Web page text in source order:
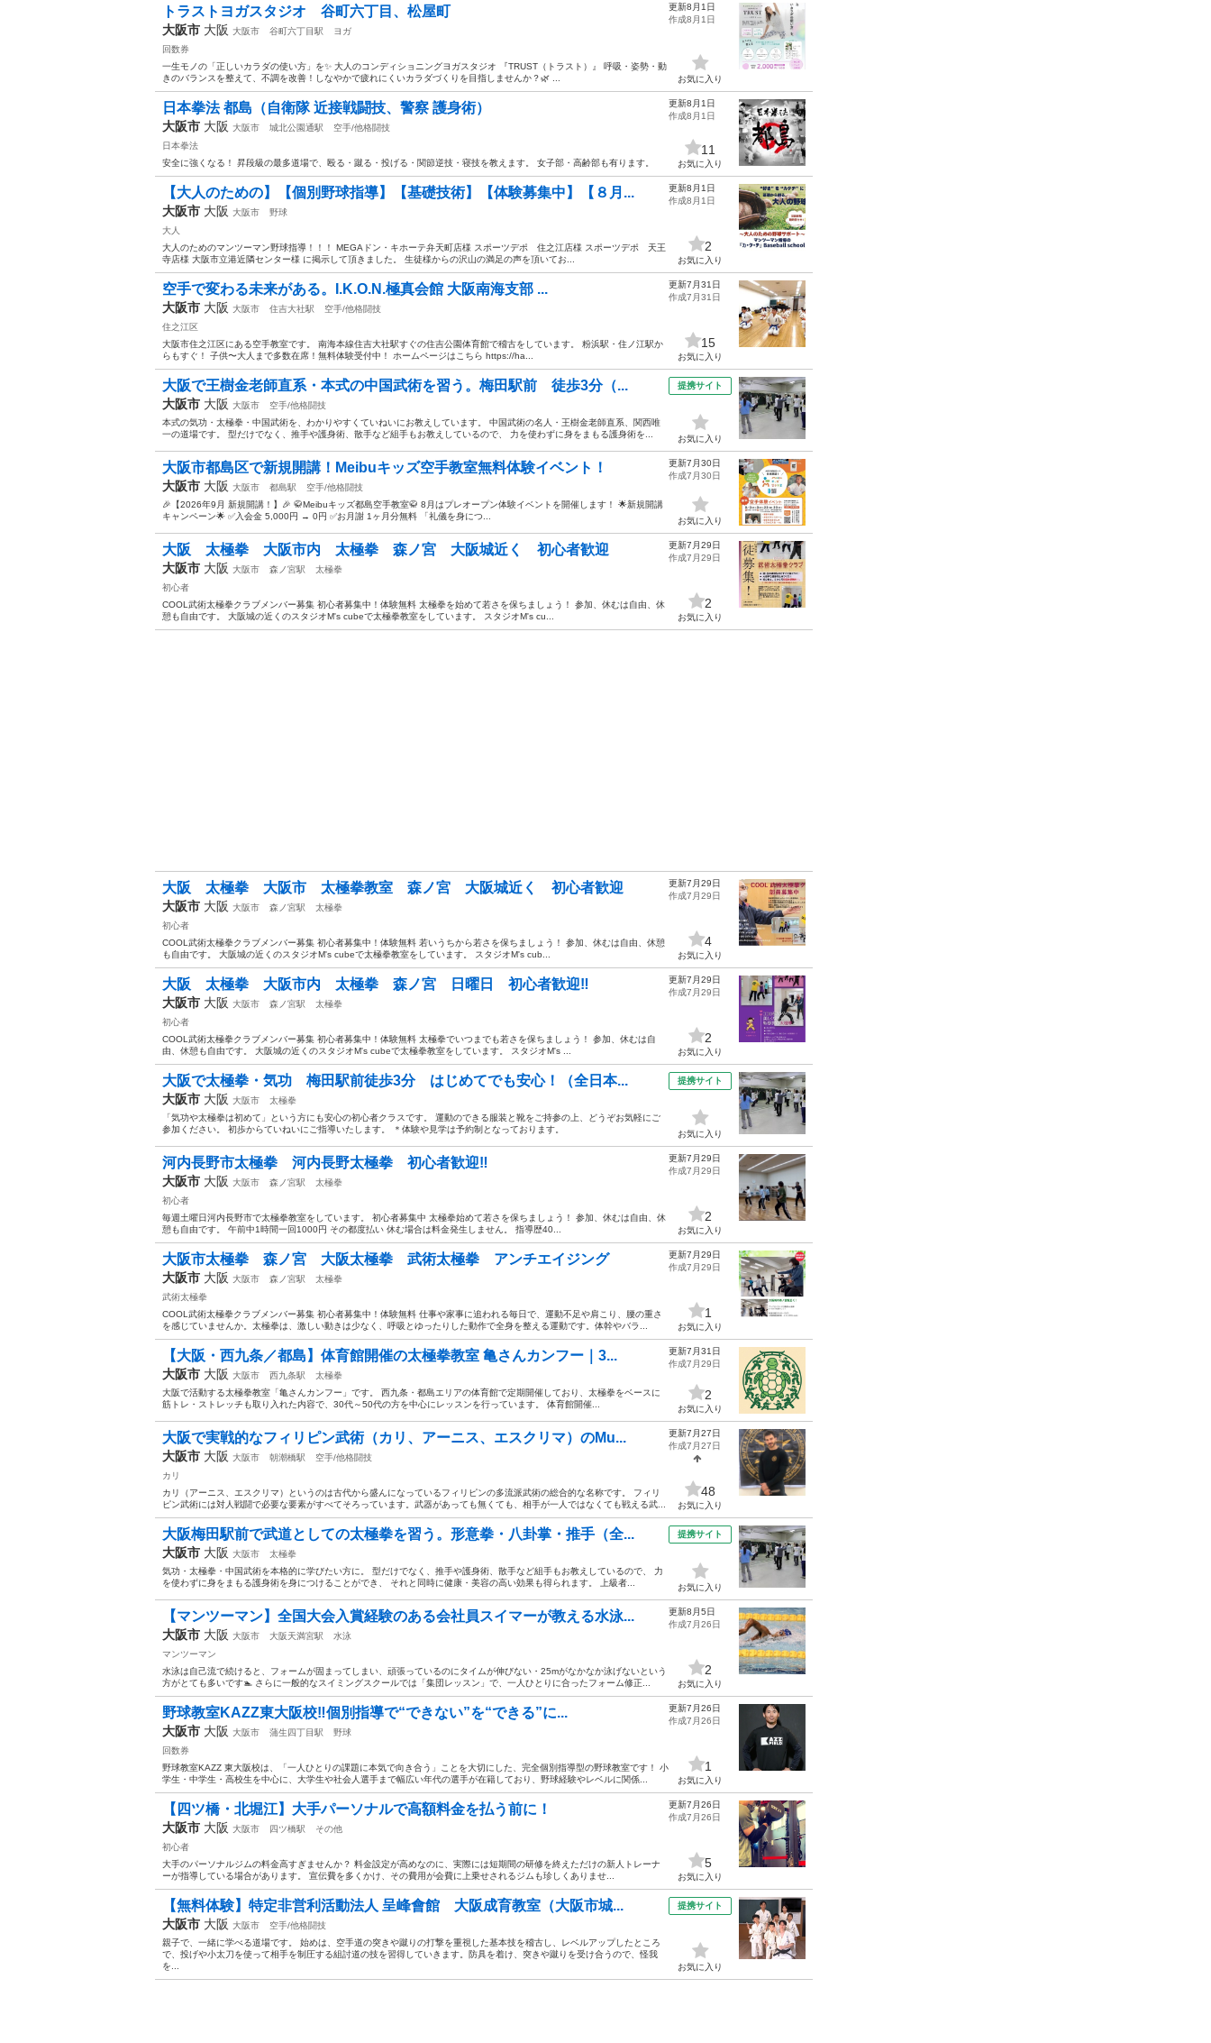
トラストヨガスタジオ 谷町六丁目、松屋町
大阪市 大阪 大阪市 谷町六丁目駅
ヨガ
回数券
一生モノの「正しいカラダの使い方」を✨ 大人のコンディショニングヨガスタジオ 『TRUST（トラスト）』 呼吸・姿勢・動
きのバランスを整えて、不調を改善！しなやかで疲れにくいカラダづくりを目指しませんか？🌿 ...
更新8月1日
作成8月1日
お気に入り
日本拳法 都島（自衛隊 近接戦闘技、警察 護身術）
大阪市 大阪 大阪市 城北公園通駅
空手/他格闘技
日本拳法
安全に強くなる！ 昇段級の最多道場で、殴る・蹴る・投げる・関節逆技・寝技を教えます。 女子部・高齢部も有ります。
更新8月1日
作成8月1日
11
お気に入り
【大人のための】【個別野球指導】【基礎技術】【体験募集中】【８月...
大阪市 大阪 大阪市
野球
大人
大人のためのマンツーマン野球指導！！！ MEGAドン・キホーテ弁天町店様 スポーツデポ 住之江店様 スポーツデポ 天王
寺店様 大阪市立港近隣センター様 に掲示して頂きました。 生徒様からの沢山の満足の声を頂いてお...
更新8月1日
作成8月1日
2
お気に入り
空手で変わる未来がある。I.K.O.N.極真会館 大阪南海支部 ...
大阪市 大阪 大阪市 住吉大社駅
空手/他格闘技
住之江区
大阪市住之江区にある空手教室です。 南海本線住吉大社駅すぐの住吉公園体育館で稽古をしています。 粉浜駅・住ノ江駅か
らもすぐ！ 子供〜大人まで多数在席！無料体験受付中！ ホームページはこちら https://ha...
更新7月31日
作成7月31日
15
お気に入り
大阪で王樹金老師直系・本式の中国武術を習う。梅田駅前 徒歩3分（...
大阪市 大阪 大阪市
空手/他格闘技
本式の気功・太極拳・中国武術を、わかりやすくていねいにお教えしています。 中国武術の名人・王樹金老師直系、関西唯
一の道場です。 型だけでなく、推手や護身術、散手など組手もお教えしているので、 力を使わずに身をまもる護身術を...
提携サイト
お気に入り
大阪市都島区で新規開講！Meibuキッズ空手教室無料体験イベント！
大阪市 大阪 大阪市 都島駅
空手/他格闘技
🎉【2026年9月 新規開講！】🎉 🥋Meibuキッズ都島空手教室🥋 8月はプレオープン体験イベントを開催します！ 🌟新規開講
キャンペーン🌟 ✅入会金 5,000円 → 0円 ✅お月謝 1ヶ月分無料 「礼儀を身につ...
更新7月30日
作成7月30日
お気に入り
大阪 太極拳 大阪市内 太極拳 森ノ宮 大阪城近く 初心者歓迎
大阪市 大阪 大阪市 森ノ宮駅
太極拳
初心者
COOL武術太極拳クラブメンバー募集 初心者募集中！体験無料 太極拳を始めて若さを保ちましょう！ 参加、休むは自由、休
憩も自由です。 大阪城の近くのスタジオM's cubeで太極拳教室をしています。 スタジオM's cu...
更新7月29日
作成7月29日
2
お気に入り
大阪 太極拳 大阪市 太極拳教室 森ノ宮 大阪城近く 初心者歓迎
大阪市 大阪 大阪市 森ノ宮駅
太極拳
初心者
COOL武術太極拳クラブメンバー募集 初心者募集中！体験無料 若いうちから若さを保ちましょう！ 参加、休むは自由、休憩
も自由です。 大阪城の近くのスタジオM's cubeで太極拳教室をしています。 スタジオM's cub...
更新7月29日
作成7月29日
4
お気に入り
大阪 太極拳 大阪市内 太極拳 森ノ宮 日曜日 初心者歓迎‼️
大阪市 大阪 大阪市 森ノ宮駅
太極拳
初心者
COOL武術太極拳クラブメンバー募集 初心者募集中！体験無料 太極拳でいつまでも若さを保ちましょう！ 参加、休むは自
由、休憩も自由です。 大阪城の近くのスタジオM's cubeで太極拳教室をしています。 スタジオM's ...
更新7月29日
作成7月29日
2
お気に入り
大阪で太極拳・気功 梅田駅前徒歩3分 はじめてでも安心！（全日本...
大阪市 大阪 大阪市
太極拳
「気功や太極拳は初めて」という方にも安心の初心者クラスです。 運動のできる服装と靴をご持参の上、どうぞお気軽にご
参加ください。 初歩からていねいにご指導いたします。 ＊体験や見学は予約制となっております。
提携サイト
お気に入り
河内長野市太極拳 河内長野太極拳 初心者歓迎‼️
大阪市 大阪 大阪市 森ノ宮駅
太極拳
初心者
毎週土曜日河内長野市で太極拳教室をしています。 初心者募集中 太極拳始めて若さを保ちましょう！ 参加、休むは自由、休
憩も自由です。 午前中1時間一回1000円 その都度払い 休む場合は料金発生しません。 指導歴40...
更新7月29日
作成7月29日
2
お気に入り
大阪市太極拳 森ノ宮 大阪太極拳 武術太極拳 アンチエイジング
大阪市 大阪 大阪市 森ノ宮駅
太極拳
武術太極拳
COOL武術太極拳クラブメンバー募集 初心者募集中！体験無料 仕事や家事に追われる毎日で、運動不足や肩こり、腰の重さ
を感じていませんか。太極拳は、激しい動きは少なく、呼吸とゆったりした動作で全身を整える運動です。体幹やバラ...
更新7月29日
作成7月29日
1
お気に入り
【大阪・西九条／都島】体育館開催の太極拳教室 亀さんカンフー｜3...
大阪市 大阪 大阪市 西九条駅
太極拳
大阪で活動する太極拳教室「亀さんカンフー」です。 西九条・都島エリアの体育館で定期開催しており、太極拳をベースに
筋トレ・ストレッチも取り入れた内容で、30代～50代の方を中心にレッスンを行っています。 体育館開催...
更新7月31日
作成7月29日
2
お気に入り
大阪で実戦的なフィリピン武術（カリ、アーニス、エスクリマ）のMu...
大阪市 大阪 大阪市 朝潮橋駅
空手/他格闘技
カリ
カリ（アーニス、エスクリマ）というのは古代から盛んになっているフィリピンの多流派武術の総合的な名称です。 フィリ
ピン武術には対人戦闘で必要な要素がすべてそろっています。武器があっても無くても、相手が一人ではなくても戦える武...
更新7月27日
作成7月27日
48
お気に入り
大阪梅田駅前で武道としての太極拳を習う。形意拳・八卦掌・推手（全...
大阪市 大阪 大阪市
太極拳
気功・太極拳・中国武術を本格的に学びたい方に。 型だけでなく、推手や護身術、散手など組手もお教えしているので、 力
を使わずに身をまもる護身術を身につけることができ、 それと同時に健康・美容の高い効果も得られます。 上級者...
提携サイト
お気に入り
【マンツーマン】全国大会入賞経験のある会社員スイマーが教える水泳...
大阪市 大阪 大阪市 大阪天満宮駅
水泳
マンツーマン
水泳は自己流で続けると、フォームが固まってしまい、頑張っているのにタイムが伸びない・25mがなかなか泳げないという
方がとても多いです🏊 さらに一般的なスイミングスクールでは「集団レッスン」で、一人ひとりに合ったフォーム修正...
更新8月5日
作成7月26日
2
お気に入り
野球教室KAZZ東大阪校‼️個別指導で“できない”を“できる”に...
大阪市 大阪 大阪市 蒲生四丁目駅
野球
回数券
野球教室KAZZ 東大阪校は、「一人ひとりの課題に本気で向き合う」ことを大切にした、完全個別指導型の野球教室です！ 小
学生・中学生・高校生を中心に、大学生や社会人選手まで幅広い年代の選手が在籍しており、野球経験やレベルに関係...
更新7月26日
作成7月26日
1
お気に入り
【四ツ橋・北堀江】大手パーソナルで高額料金を払う前に！
大阪市 大阪 大阪市 四ツ橋駅
その他
初心者
大手のパーソナルジムの料金高すぎませんか？ 料金設定が高めなのに、実際には短期間の研修を終えただけの新人トレーナ
ーが指導している場合があります。 宣伝費を多くかけ、その費用が会費に上乗せされるジムも珍しくありませ...
更新7月26日
作成7月26日
5
お気に入り
【無料体験】特定非営利活動法人 呈峰會館 大阪成育教室（大阪市城...
大阪市 大阪 大阪市
空手/他格闘技
親子で、一緒に学べる道場です。 始めは、空手道の突きや蹴りの打撃を重視した基本技を稽古し、レベルアップしたところ
で、投げや小太刀を使って相手を制圧する組討道の技を習得していきます。防具を着け、突きや蹴りを受け合うので、怪我
を...
提携サイト
お気に入り